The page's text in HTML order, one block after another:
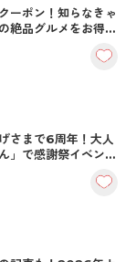
ーポン！知らなきゃ
絶品グルメをお得に
さまで6周年！大人
」で感謝祭イベント